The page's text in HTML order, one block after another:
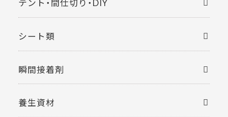
テント・間仕切り・DIY
シート類
瞬間接着剤
養生資材